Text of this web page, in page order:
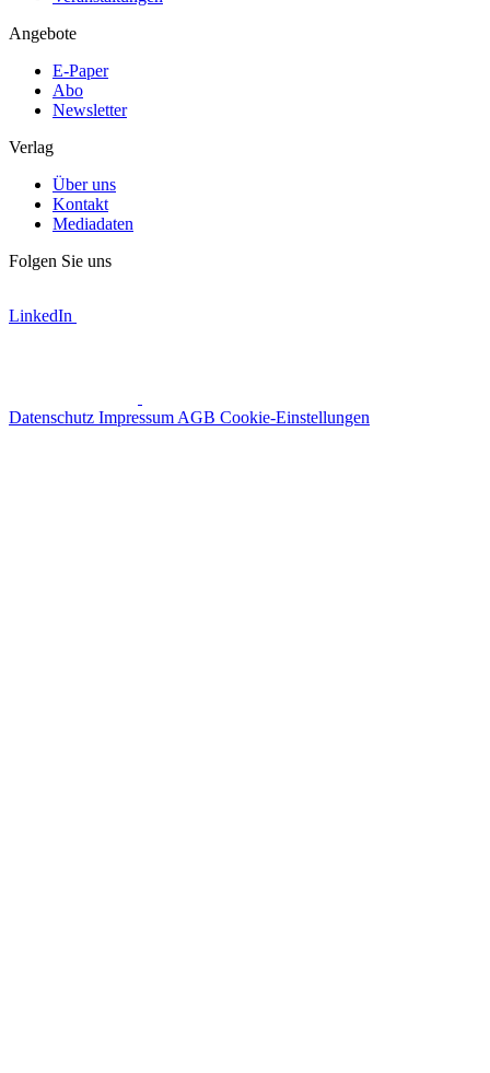
Angebote
E-Paper
Abo
Newsletter
Verlag
Über uns
Kontakt
Mediadaten
Folgen Sie uns
LinkedIn
Datenschutz Impressum AGB Cookie-Einstellungen